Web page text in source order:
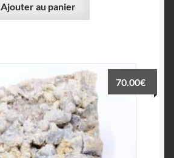
Ajouter au panier
70.00€